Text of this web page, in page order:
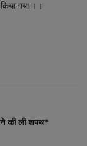
गया ।।
की ली शपथ*